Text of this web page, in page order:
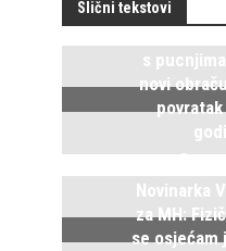
Slični tekstovi
s
novi
5.
Novinarka
za MH:
se osjećam